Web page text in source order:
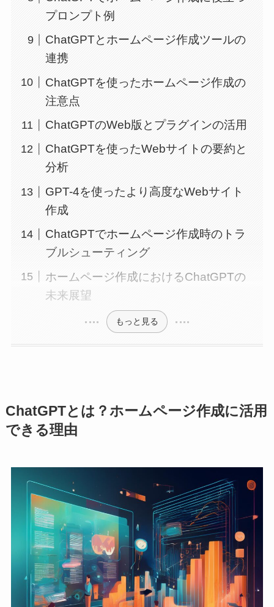
プロンプト例
ChatGPTとホームページ作成ツールの
連携
ChatGPTを使ったホームページ作成の
注意点
ChatGPTのWeb版とプラグインの活用
ChatGPTを使ったWebサイトの要約と
分析
GPT-4を使ったより高度なWebサイト
作成
ChatGPTでホームページ作成時のトラ
ブルシューティング
ホームページ作成におけるChatGPTの
未来展望
もっと見る
ChatGPTとは？ホームページ作成に活用
できる理由